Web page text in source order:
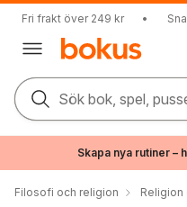
Fri frakt över 249 kr •
Sök bok, spel,
Skapa nya rutiner –
Filosofi och religion Religion